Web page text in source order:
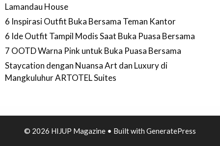
Lamandau House
6 Inspirasi Outfit Buka Bersama Teman Kantor
6 Ide Outfit Tampil Modis Saat Buka Puasa Bersama
7 OOTD Warna Pink untuk Buka Puasa Bersama
Staycation dengan Nuansa Art dan Luxury di
Mangkuluhur ARTOTEL Suites
© 2026 HIJUP Magazine • Built with GeneratePress